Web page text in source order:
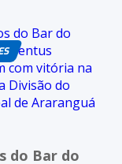
do Bar do